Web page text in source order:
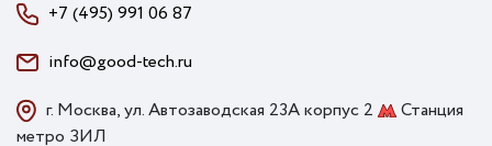
+7 (495) 991 06 87
info@good-tech.ru
г. Москва, ул. Автозаводская 23А корпус 2
Станция
метро ЗИЛ